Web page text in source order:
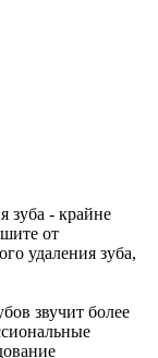
зуба - крайне
от
удаления зуба,
звучит более